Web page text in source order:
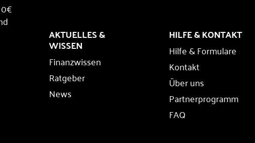
AKTUELLES &
WISSEN
Finanzwissen
Ratgeber
News
HILFE & KONTAKT
Hilfe & Formulare
Kontakt
Über uns
Partnerprogramm
FAQ